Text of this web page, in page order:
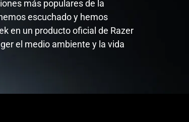
más populares de la
escuchado y hemos
en un producto oficial de Razer
el medio ambiente y la vida